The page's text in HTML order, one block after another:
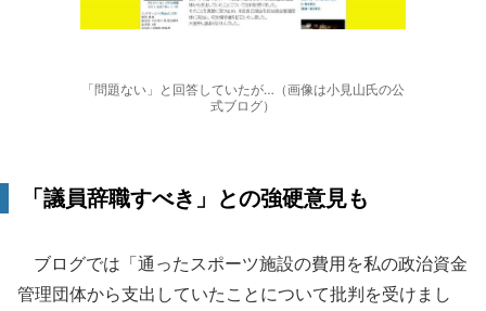
「問題ない」と回答していたが…（画像は小見山氏の公
式ブログ）
「議員辞職すべき」との強硬意見も
ブログでは「通ったスポーツ施設の費用を私の政治資金
管理団体から支出していたことについて批判を受けまし